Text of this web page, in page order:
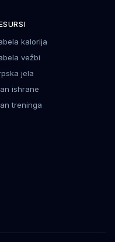
kalorija
vežbi
jela
ishrane
treninga